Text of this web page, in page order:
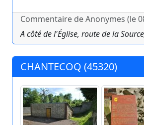
Commentaire de Anonymes (le
A côté de l'Église, route de la
CHANTECOQ (45320)